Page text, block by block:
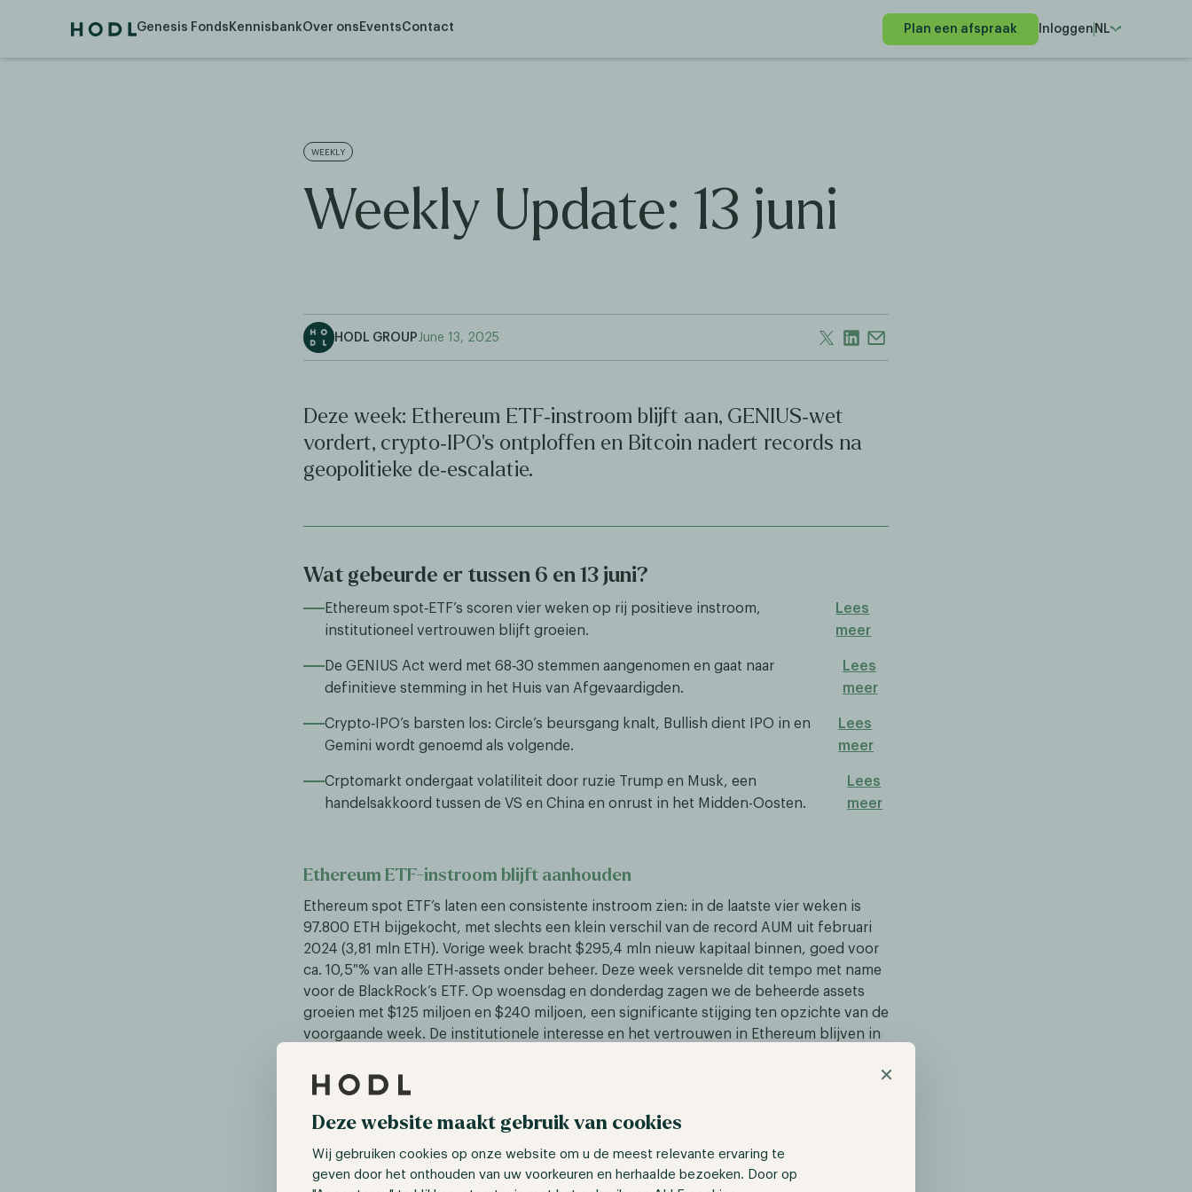
×
Deze website maakt gebruik van cookies
Wij gebruiken cookies op onze website om u de meest relevante ervaring te
geven door het onthouden van uw voorkeuren en herhaalde bezoeken. Door op
Genesis Fonds KennisbankOver ons EventsContact Plan een afspraak Inloggen NL
WEEKLY
Weekly Update: 13 juni
HODL GROUP June 13, 2025
Deze week: Ethereum ETF‑instroom blijft aan, GENIUS‑wet
vordert, crypto‑IPO’s ontploffen en Bitcoin nadert records na
geopolitieke de‑escalatie.
Wat gebeurde er tussen 6 en 13 juni?
Ethereum spot‑ETF’s scoren vier weken op rij positieve instroom,
institutioneel vertrouwen blijft groeien.​​
Lees
meer
De GENIUS Act werd met 68‑30 stemmen aangenomen en gaat naar
definitieve stemming in het Huis van Afgevaardigden.​​
Lees
meer
Crypto‑IPO’s barsten los: Circle’s beursgang knalt, Bullish dient IPO in en
Gemini wordt genoemd als volgende.
Lees
meer
Crptomarkt ondergaat volatiliteit door ruzie Trump en Musk, een
handelsakkoord tussen de VS en China en onrust in het Midden-Oosten.
Lees
meer
Ethereum ETF-instroom blijft aanhouden
Ethereum spot ETF’s laten een consistente instroom zien: in de laatste vier weken is
97.800 ETH bijgekocht, met slechts een klein verschil van de record AUM uit februari
2024 (3,81 mln ETH). Vorige week bracht $295,4 mln nieuw kapitaal binnen, goed voor
ca. 10,5 % van alle ETH‑assets onder beheer. Deze week versnelde dit tempo met name
voor de BlackRock’s ETF. Op woensdag en donderdag zagen we de beheerde assets
groeien met $125 miljoen en $240 miljoen, een significante stijging ten opzichte van de
voorgaande week. De institutionele interesse en het vertrouwen in Ethereum blijven in
Senaat stemt in voordeel van de GENIUS Act stablecoin-regulering
vóór en 30 stemmen tegen haar steun uit te spreken voor de GENIUS Act, waardoor
een definitieve stemming dichterbij komt. De wet beoogt strikte reservevereisten,